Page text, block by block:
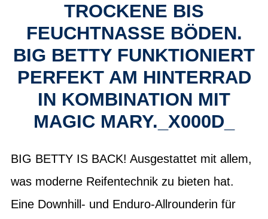
TROCKENE BIS
FEUCHTNASSE BÖDEN.
BIG BETTY FUNKTIONIERT
PERFEKT AM HINTERRAD
IN KOMBINATION MIT
MAGIC MARY._X000D_
BIG BETTY IS BACK! Ausgestattet mit allem,
was moderne Reifentechnik zu bieten hat.
Eine Downhill- und Enduro-Allrounderin für